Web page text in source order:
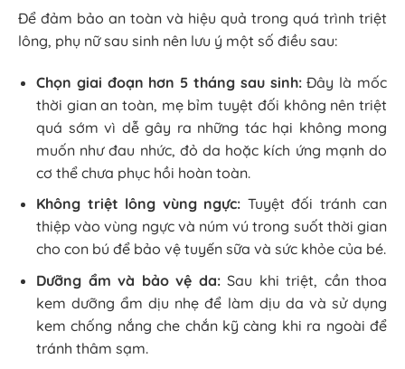
Để đảm bảo an toàn và hiệu quả trong quá trình triệt
lông, phụ nữ sau sinh nên lưu ý một số điều sau:
Chọn giai đoạn hơn 5 tháng sau sinh:Đây là mốc
thời gian an toàn, mẹ bỉm tuyệt đối không nên triệt
quá sớm vì dễ gây ra những tác hại không mong
muốn như đau nhức, đỏ da hoặc kích ứng mạnh do
cơ thể chưa phục hồi hoàn toàn.
Không triệt lông vùng ngực: Tuyệt đối tránh can
thiệp vào vùng ngực và núm vú trong suốt thời gian
cho con bú để bảo vệ tuyến sữa và sức khỏe của bé.
Dưỡng ẩm và bảo vệ da:Sau khi triệt, cần thoa
kem dưỡng ẩm dịu nhẹ để làm dịu da và sử dụng
kem chống nắng che chắn kỹ càng khi ra ngoài để
tránh thâm sạm.